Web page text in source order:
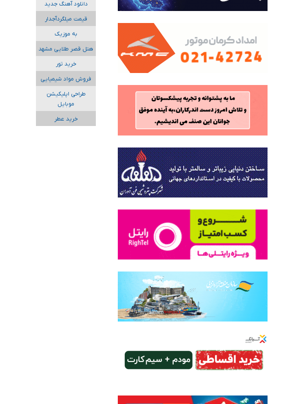
دانلود آهنگ جدید
قیمت میلگردآجدار
به موزیک
هتل قصر طلایی مشهد
خرید تور
فروش مواد شیمیایی
طراحی اپلیکیشن
موبایل
خرید عطر